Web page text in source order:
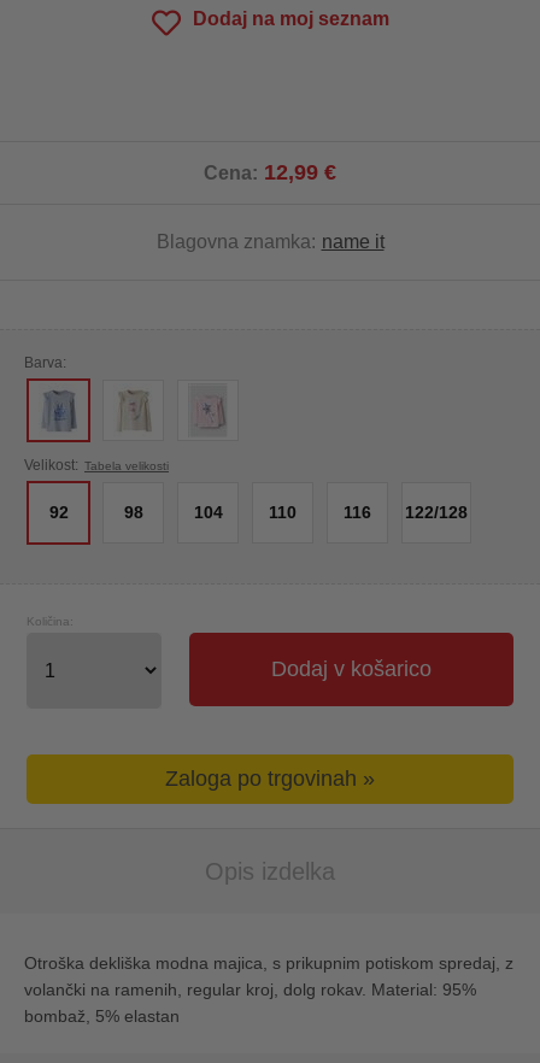
Dodaj na moj seznam
Cena: 12,99 €
Blagovna znamka: name it
Barva:
Velikost: Tabela velikosti
92 98 104 110 116 122/128
Dodaj v košarico
Količina:
Zaloga po trgovinah »
Opis izdelka
Otroška dekliška modna majica, s prikupnim potiskom spredaj, z
volančki na ramenih, regular kroj, dolg rokav. Material: 95%
bombaž, 5% elastan